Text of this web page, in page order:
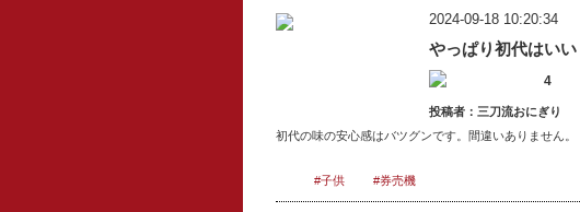
2024-09-18 10:20:34
やっぱり初代はいい
4
投稿者：三刀流おにぎり
初代の味の安心感はバツグンです。間違いありません。
#子供
#券売機